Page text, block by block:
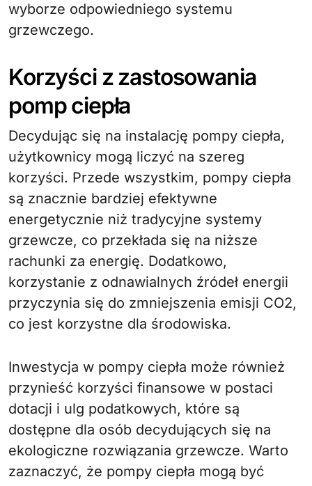
wyborze odpowiedniego systemu
grzewczego.
Korzyści z zastosowania
pomp ciepła
Decydując się na instalację pompy ciepła,
użytkownicy mogą liczyć na szereg
korzyści. Przede wszystkim, pompy ciepła
są znacznie bardziej efektywne
energetycznie niż tradycyjne systemy
grzewcze, co przekłada się na niższe
rachunki za energię. Dodatkowo,
korzystanie z odnawialnych źródeł energii
przyczynia się do zmniejszenia emisji CO2,
co jest korzystne dla środowiska.
Inwestycja w pompy ciepła może również
przynieść korzyści finansowe w postaci
dotacji i ulg podatkowych, które są
dostępne dla osób decydujących się na
ekologiczne rozwiązania grzewcze. Warto
zaznaczyć, że pompy ciepła mogą być